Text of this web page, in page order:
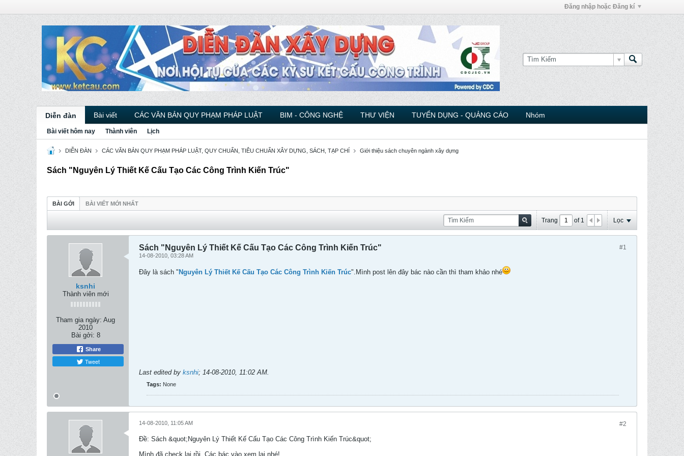
Đăng nhập hoặc Đăng kí
Diễn đàn Bài viết CÁC VĂN BẢN QUY PHẠM PHÁP LUẬT BIM - CÔNG NGHỆ THƯ VIỆN TUYỂN DỤNG - QUẢNG CÁO Nhóm
Bài viết hôm nay Thành viên Lịch
DIỄN ĐÀN CÁC VĂN BẢN QUY PHẠM PHÁP LUẬT, QUY CHUẨN, TIÊU CHUẨN XÂY DỰNG, SÁCH, TẠP CHÍ Giới thiệu sách chuyên ngành xây dựng
Sách "Nguyên Lý Thiết Kế Cấu Tạo Các Công Trình Kiến Trúc"
BÀI GỞI BÀI VIẾT MỚI NHẤT
Trang of 1 Lọc
ksnhi
Thành viên mới
Tham gia ngày: Aug
2010
Bài gởi: 8
Share
Tweet
#1
Sách "Nguyên Lý Thiết Kế Cấu Tạo Các Công Trình Kiến Trúc"
14-08-2010, 03:28 AM
Đây là sách " Nguyên Lý Thiết Kế Cấu Tạo Các Công Trình Kiến Trúc".Mình post lên đây bác nào cần thì tham khảo nhé
Last edited by ksnhi; 14-08-2010, 11:02 AM.
Tags: None
#2
14-08-2010, 11:05 AM
Ðề: Sách &quot;Nguyên Lý Thiết Kế Cấu Tạo Các Công Trình Kiến Trúc&quot;
Mình đã check lại rồi. Các bác vào xem lại nhé!